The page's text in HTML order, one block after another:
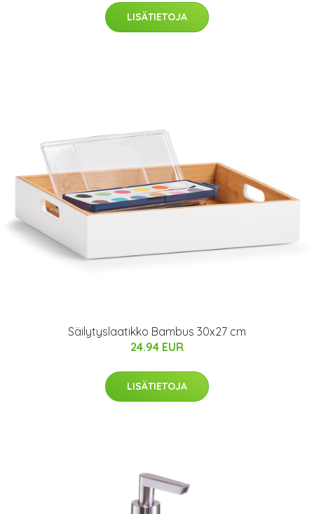
LISÄTIETOJA
Säilytyslaatikko Bambus 30x27 cm
24.94 EUR
LISÄTIETOJA